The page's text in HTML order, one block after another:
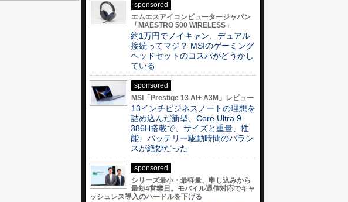
sponsored
エムエスアイコンピュータージャパン
「MAESTRO 500 WIRELESS」
約1万円でノイキャン、デュアル
接続ってマジ？ MSIのゲーミング
ヘッドセットのコスパがどうかし
ている
sponsored
MSI「Prestige 13 AI+ A3M」レビュー
13インチビジネスノートの理想を
詰め込んだ新型、Core Ultra 9
386H搭載で、サイズと重量、性
能、バッテリー駆動時間のバラン
スが絶妙だった
sponsored
シリーズ最小・最軽量、申し込みから
最短4営業日。モバイル通信対応でキャ
ッシュレス導入のハードルを下げる